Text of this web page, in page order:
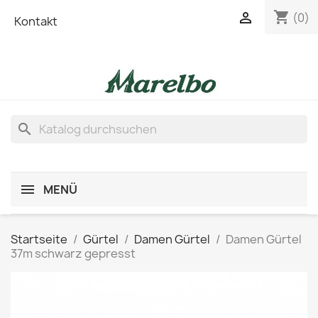
Kontakt shopping_cart (0)

search
MENÜ
Startseite Gürtel Damen Gürtel
Damen Gürtel
37m schwarz gepresst